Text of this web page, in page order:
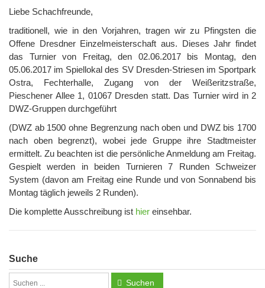
Liebe Schachfreunde,
traditionell, wie in den Vorjahren, tragen wir zu Pfingsten die
Offene Dresdner Einzelmeisterschaft aus. Dieses Jahr findet
das Turnier von Freitag, den 02.06.2017 bis Montag, den
05.06.2017 im Spiellokal des SV Dresden-Striesen im Sportpark
Ostra, Fechterhalle, Zugang von der Weißeritzstraße,
Pieschener Allee 1, 01067 Dresden statt. Das Turnier wird in 2
DWZ-Gruppen durchgeführt
(DWZ ab 1500 ohne Begrenzung nach oben und DWZ bis 1700
nach oben begrenzt), wobei jede Gruppe ihre Stadtmeister
ermittelt. Zu beachten ist die persönliche Anmeldung am Freitag.
Gespielt werden in beiden Turnieren 7 Runden Schweizer
System (davon am Freitag eine Runde und von Sonnabend bis
Montag täglich jeweils 2 Runden).
Die komplette Ausschreibung ist hier einsehbar.
Suche
Suchen